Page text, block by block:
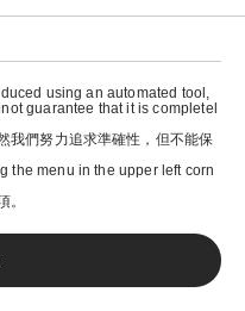
using an automated tool,
guarantee that it is completel
我們努力追求準確性，但不能保
the menu in the upper left corn
。